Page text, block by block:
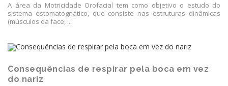
A área da Motricidade Orofacial tem como objetivo o estudo do
sistema estomatognático, que consiste nas estruturas dinâmicas
(músculos da face, ...
Consequências de respirar pela boca em vez
do nariz